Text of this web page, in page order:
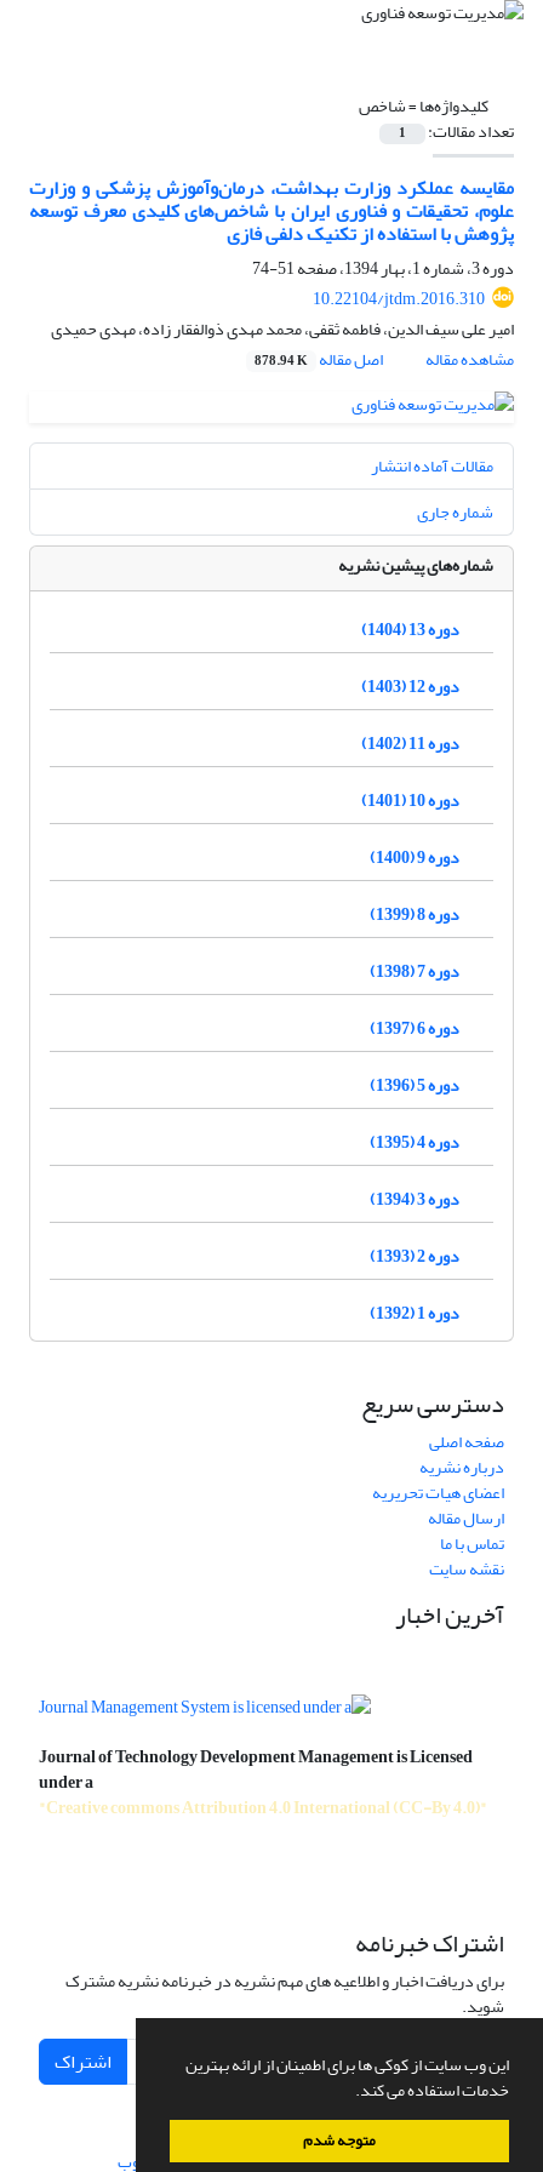
این وب سایت از کوکی ها برای اطمینان از ارائه بهترین
خدمات استفاده می کند.
متوجه شدم
کلیدواژه‌ها =شاخص
تعداد مقالات: 1
مقایسه عملکرد وزارت بهداشت، درمان‌و‌آموزش پزشکی و وزارت
علوم، تحقیقات و فناوری ایران با شاخص‌های کلیدی معرف توسعه
پژوهش با استفاده از تکنیک دلفی فازی
دوره 3، شماره 1، بهار 1394، صفحه
51-74
10.22104/jtdm.2016.310
امیر علی سیف الدین، فاطمه ثقفی، محمد مهدی ذوالفقار زاده، مهدی حمیدی
مشاهده مقاله
اصل مقاله 878.94 K
مقالات آماده انتشار
شماره جاری
شماره‌های پیشین نشریه
دوره 13 (1404)
دوره 12 (1403)
دوره 11 (1402)
دوره 10 (1401)
دوره 9 (1400)
دوره 8 (1399)
دوره 7 (1398)
دوره 6 (1397)
دوره 5 (1396)
دوره 4 (1395)
دوره 3 (1394)
دوره 2 (1393)
دوره 1 (1392)
دسترسی سریع
صفحه اصلی
درباره نشریه
اعضای هیات تحریریه
ارسال مقاله
تماس با ما
نقشه سایت
آخرین اخبار
Journal of Technology Development Management is Licensed
under a
"Creative commons Attribution 4.0 International (CC-By 4.0)"
اشتراک خبرنامه
برای دریافت اخبار و اطلاعیه های مهم نشریه در خبرنامه نشریه مشترک
شوید.
اشتراک
سامانه مدیریت نشریات علمی.طراحی و پیاده سازی از سیناوب